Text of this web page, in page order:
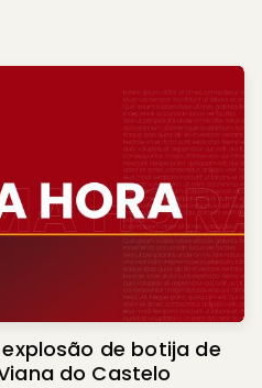
de botija de
do Castelo